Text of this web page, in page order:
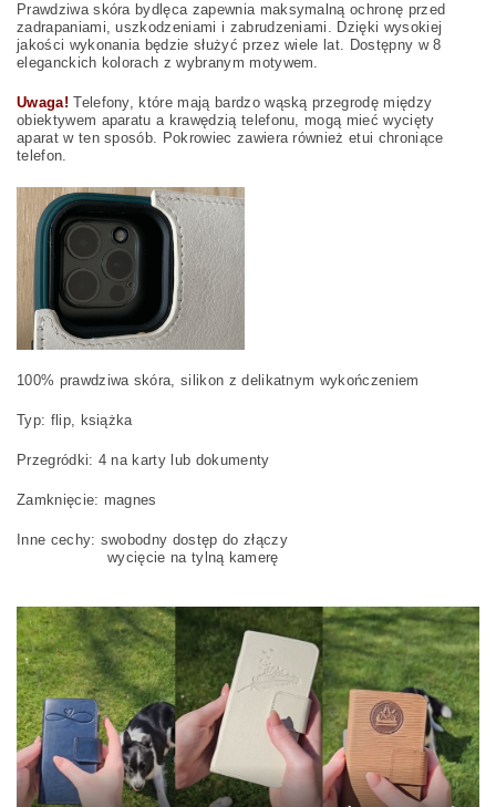
Prawdziwa skóra bydlęca zapewnia maksymalną ochronę przed
zadrapaniami, uszkodzeniami i zabrudzeniami. Dzięki wysokiej
jakości wykonania będzie służyć przez wiele lat. Dostępny w 8
eleganckich kolorach z wybranym motywem.
Uwaga! Telefony, które mają bardzo wąską przegrodę między
obiektywem aparatu a krawędzią telefonu, mogą mieć wycięty
aparat w ten sposób. Pokrowiec zawiera również etui chroniące
telefon.
100% prawdziwa skóra, silikon z delikatnym wykończeniem
Typ: flip, książka
Przegródki: 4 na karty lub dokumenty
Zamknięcie: magnes
Inne cechy: swobodny dostęp do złączy
wycięcie na tylną kamerę